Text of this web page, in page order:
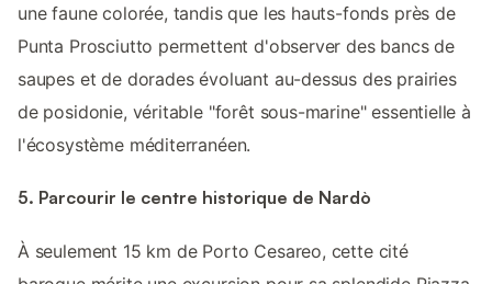
une faune colorée, tandis que les hauts-fonds près de
Punta Prosciutto permettent d'observer des bancs de
saupes et de dorades évoluant au-dessus des prairies
de posidonie, véritable "forêt sous-marine" essentielle à
l'écosystème méditerranéen.
5. Parcourir le centre historique de Nardò
À seulement 15 km de Porto Cesareo, cette cité